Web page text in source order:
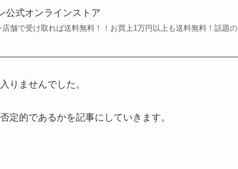
公式オンラインストア
舗で受け取れば送料無料！！お買上1万円以上も送料無料！話題の
りませんでした。
定的であるかを記事にしていきます。